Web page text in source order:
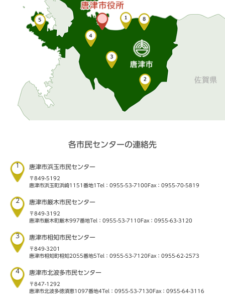
各市民センターの連絡先
1 唐津市浜玉市民センター
〒849-5192
唐津市浜玉町浜崎1151番地1 Tel：0955-53-7100 Fax：0955-70-5819
2 唐津市厳木市民センター
〒849-3192
唐津市厳木町厳木997番地Tel：0955-53-7110 Fax：0955-63-3120
3 唐津市相知市民センター
〒849-3201
唐津市相知町相知2055番地5Tel：0955-53-7120 Fax：0955-62-2573
4 唐津市北波多市民センター
〒847-1292
唐津市北波多徳須恵1097番地4Tel：0955-53-7130 Fax：0955-64-3116